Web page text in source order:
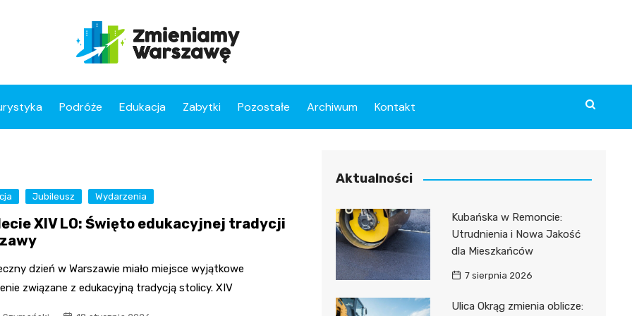
Podróże Edukacja Zabytki Pozostałe Archiwum Kontakt
Jubileusz Wydarzenia
XIV LO: Święto edukacyjnej tradycji
dzień w Warszawie miało miejsce wyjątkowe
związane z edukacyjną tradycją stolicy. XIV
Aktualności
Kubańska w Remoncie:
Utrudnienia i Nowa Jakość
dla Mieszkańców
7 sierpnia 2026
Ulica Okrąg zmienia oblicze: